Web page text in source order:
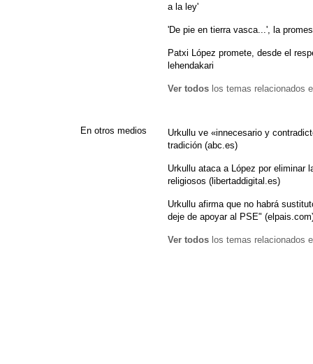
a la ley'
'De pie en tierra vasca...', la
Patxi López promete, desde el
lehendakari
Ver todos los temas relacionados
En otros medios
Urkullu ve «innecesario y
tradición (abc.es)
Urkullu ataca a López por eliminar
religiosos (libertaddigital.es)
Urkullu afirma que no habrá
deje de apoyar al PSE"
Ver todos los temas relacionados